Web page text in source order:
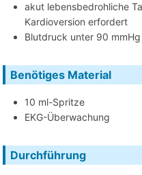
akut lebensbedrohliche
Kardioversion erfordert
Blutdruck unter 90
Benötiges Material
10 ml-Spritze
EKG-Überwachung
Durchführung